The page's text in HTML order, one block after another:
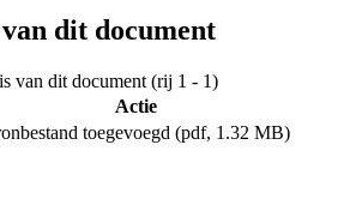
dit document
van dit document (rij 1 - 1)
Actie
toegevoegd (pdf, 1.32 MB)